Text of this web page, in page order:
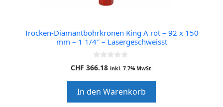
Trocken-Diamantbohrkronen King A rot – 92 x 150
mm – 1 1/4″ – Lasergeschweisst
0
o
o
f
5
CHF 366.18 inkl. 7.7% MwSt.
In den Warenkorb